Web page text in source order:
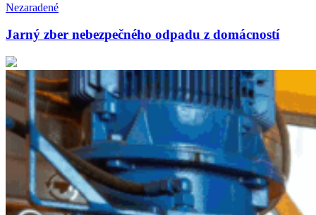
Nezaradené
Jarný zber nebezpečného odpadu z domácností